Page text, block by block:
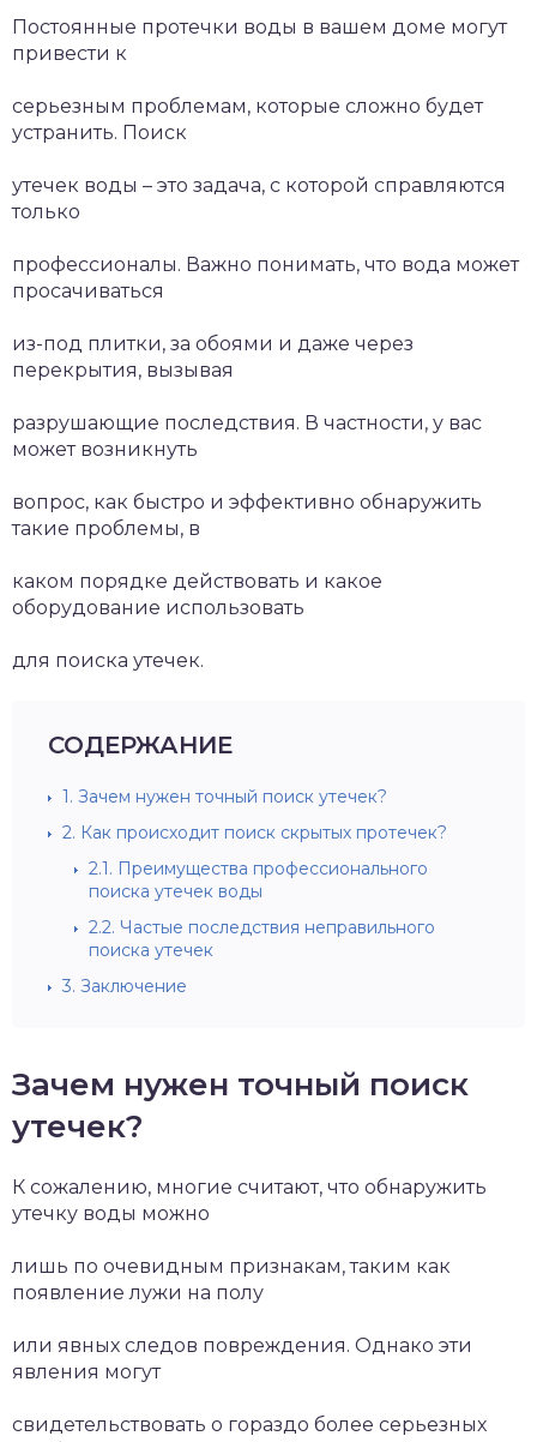
Постоянные протечки воды в вашем доме могут
привести к
серьезным проблемам, которые сложно будет
устранить. Поиск
утечек воды – это задача, с которой справляются
только
профессионалы. Важно понимать, что вода может
просачиваться
из-под плитки, за обоями и даже через
перекрытия, вызывая
разрушающие последствия. В частности, у вас
может возникнуть
вопрос, как быстро и эффективно обнаружить
такие проблемы, в
каком порядке действовать и какое
оборудование использовать
для поиска утечек.
СОДЕРЖАНИЕ
1. Зачем нужен точный поиск утечек?
2. Как происходит поиск скрытых протечек?
2.1. Преимущества профессионального
поиска утечек воды
2.2. Частые последствия неправильного
поиска утечек
3. Заключение
Зачем нужен точный поиск
утечек?
К сожалению, многие считают, что обнаружить
утечку воды можно
лишь по очевидным признакам, таким как
появление лужи на полу
или явных следов повреждения. Однако эти
явления могут
свидетельствовать о гораздо более серьезных